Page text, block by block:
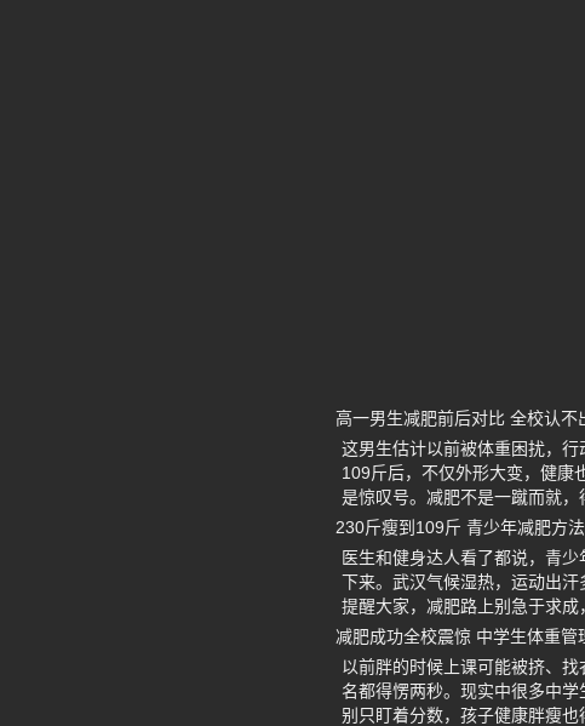
高一男生减肥前后对比 全校认不
这男生估计以前被体重困扰，
109斤后，不仅外形大变，健康
是惊叹号。减肥不是一蹴而就，
230斤瘦到109斤 青少年减肥方
医生和健身达人看了都说，青
下来。武汉气候湿热，运动出
提醒大家，减肥路上别急于求成
减肥成功全校震惊 中学生体重管
以前胖的时候上课可能被挤、
名都得愣两秒。现实中很多中
别只盯着分数，孩子健康胖瘦也